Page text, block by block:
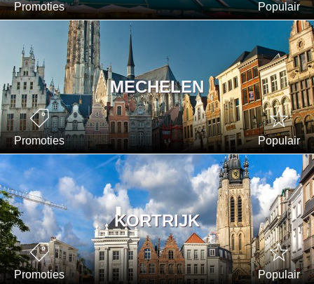
Promoties Populair
MECHELEN
Promoties Populair
KORTRIJK
Promoties Populair